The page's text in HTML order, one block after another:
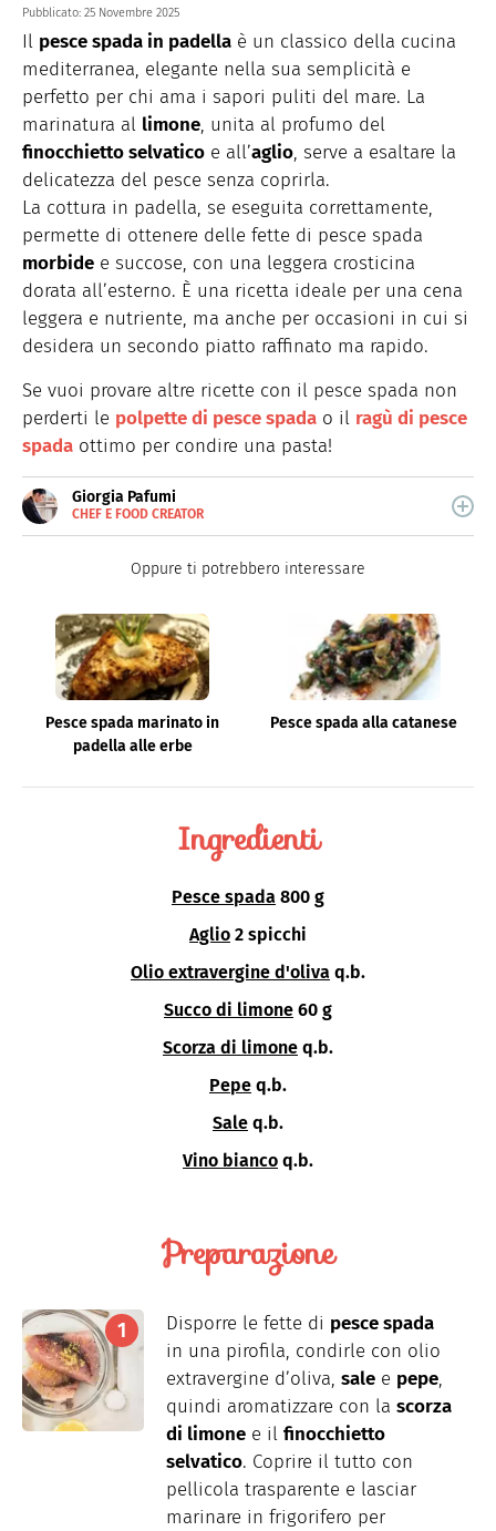
Pubblicato: 25 Novembre 2025
Il pesce spada in padella è un classico della cucina
mediterranea, elegante nella sua semplicità e
perfetto per chi ama i sapori puliti del mare. La
marinatura al limone, unita al profumo del
finocchietto selvatico e all’aglio, serve a esaltare la
delicatezza del pesce senza coprirla.
La cottura in padella, se eseguita correttamente,
permette di ottenere delle fette di pesce spada
morbide e succose, con una leggera crosticina
dorata all’esterno. È una ricetta ideale per una cena
leggera e nutriente, ma anche per occasioni in cui si
desidera un secondo piatto raffinato ma rapido.
Se vuoi provare altre ricette con il pesce spada non
perderti le polpette di pesce spada o il ragù di pesce
spada ottimo per condire una pasta!
Giorgia Pafumi
CHEF E FOOD CREATOR
Giorgia Pafumi è una "chef creator" che crea ricette
Oppure ti potrebbero interessare
Pesce spada marinato in
padella alle erbe
Pesce spada alla catanese
Ingredienti
Pesce spada 800 g
Aglio 2 spicchi
Olio extravergine d'oliva q.b.
Succo di limone 60 g
Scorza di limone q.b.
Pepe q.b.
Sale q.b.
Vino bianco q.b.
Preparazione
Disporre le fette di pesce spada
in una pirofila, condirle con olio
extravergine d’oliva, sale e pepe,
quindi aromatizzare con la scorza
di limone e il finocchietto
selvatico. Coprire il tutto con
pellicola trasparente e lasciar
marinare in frigorifero per